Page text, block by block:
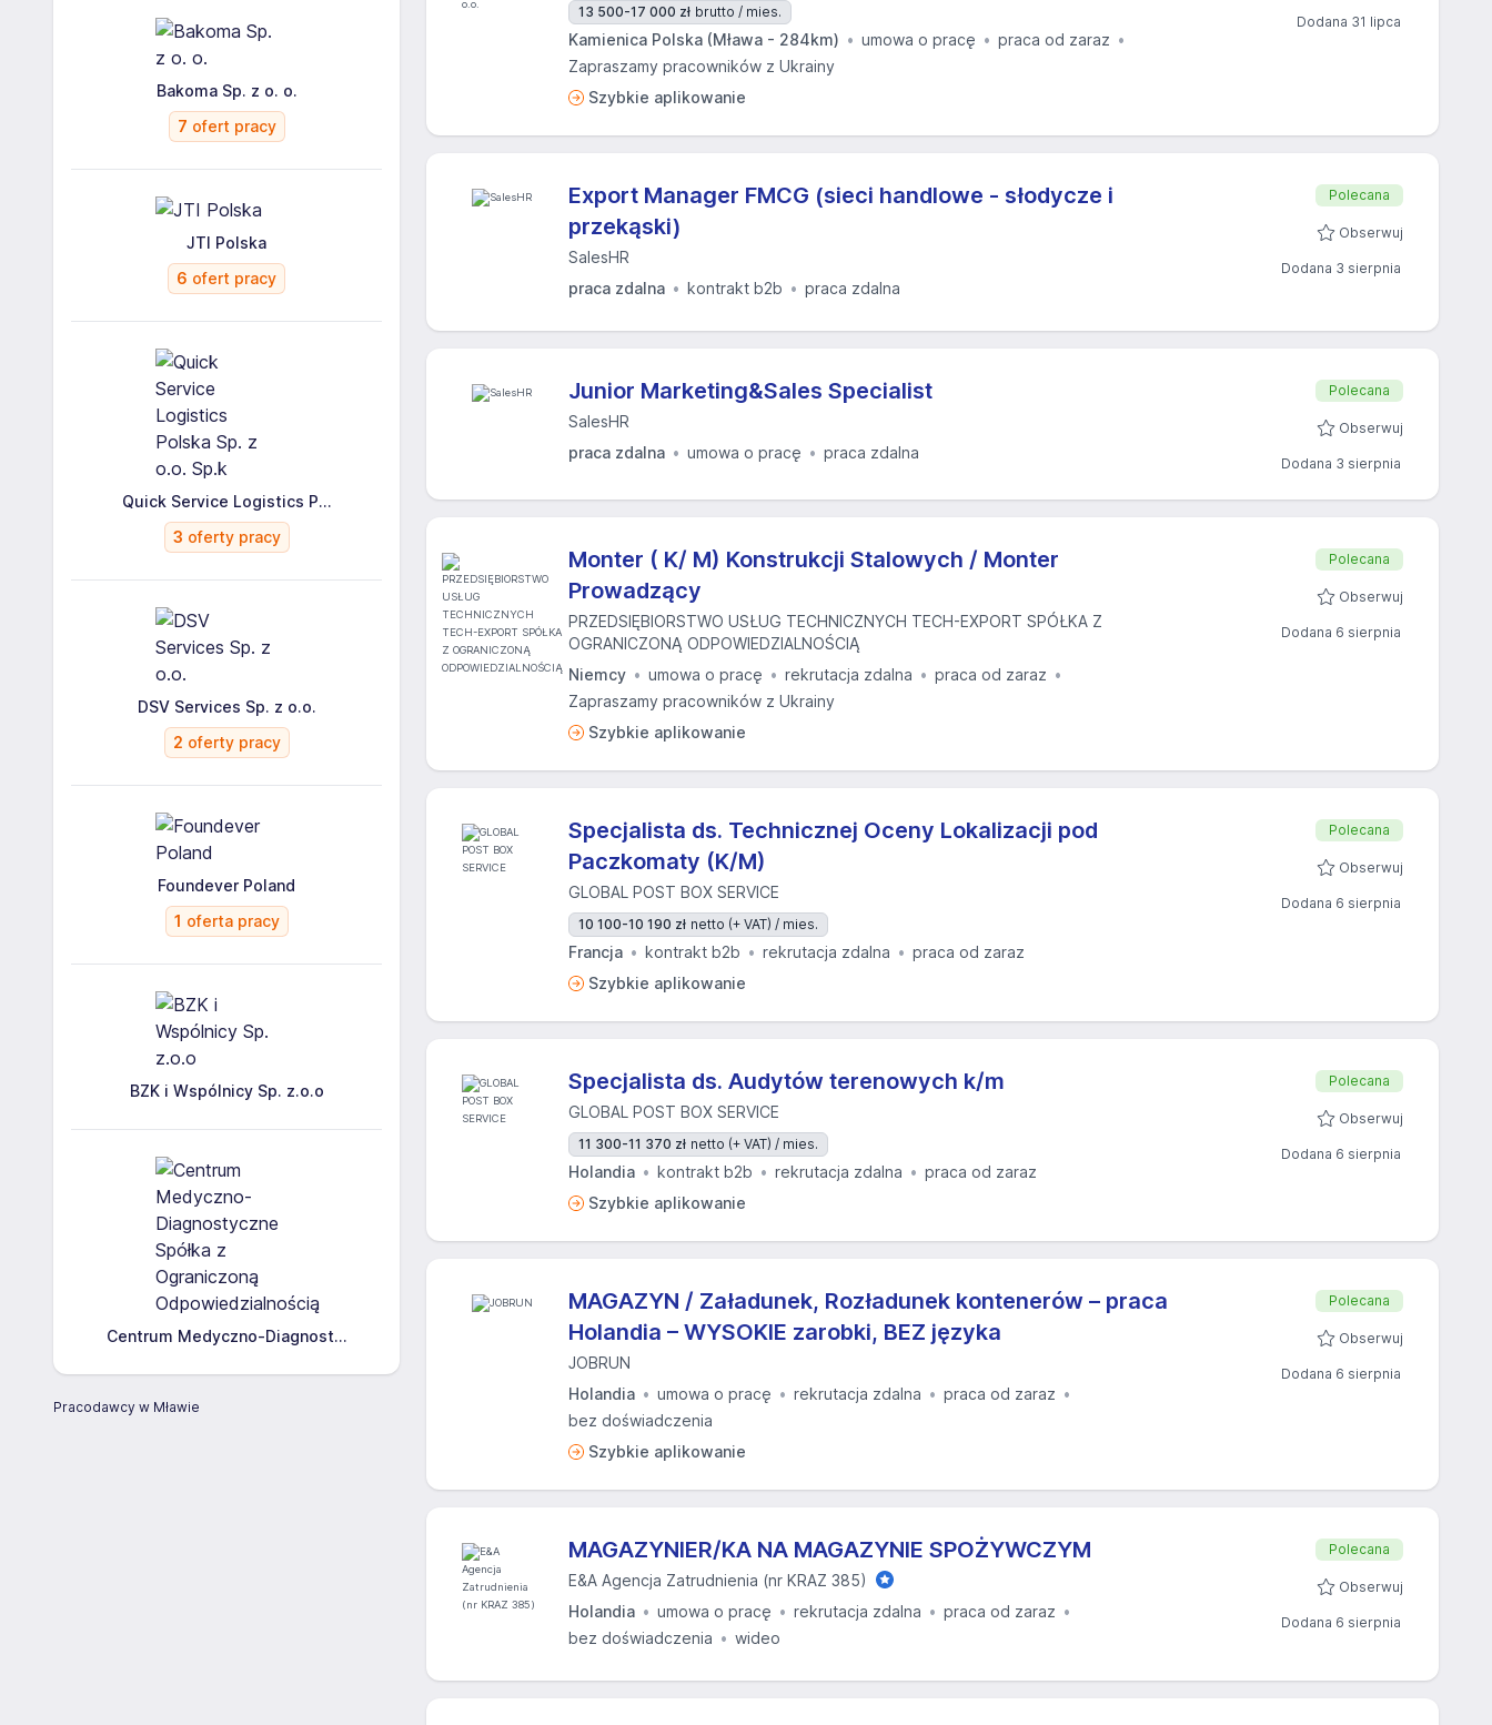
Bakoma Sp. z o. o.
7 ofert pracy
JTI Polska
6 ofert pracy
Quick Service Logistics P...
3 oferty pracy
DSV Services Sp. z o.o.
2 oferty pracy
Foundever Poland
1 oferta pracy
BZK i Wspólnicy Sp. z.o.o
Centrum Medyczno-Diagnost...
Pracodawcy w Mławie
13 500-17 000 zł brutto / mies.
Kamienica Polska (Mława - 284km) umowa o pracę
praca od zaraz
Zapraszamy pracowników z Ukrainy
Szybkie aplikowanie
Dodana 31 lipca
Export Manager FMCG (sieci handlowe - słodycze i
przekąski)
SalesHR
praca zdalna
kontrakt b2b praca zdalna
Polecana
Obserwuj
Dodana 3 sierpnia
Junior Marketing&Sales Specialist
SalesHR
praca zdalna
umowa o pracę praca zdalna
Polecana
Obserwuj
Dodana 3 sierpnia
Monter ( K/ M) Konstrukcji Stalowych / Monter
Prowadzący
PRZEDSIĘBIORSTWO USŁUG TECHNICZNYCH TECH-EXPORT SPÓŁKA Z
OGRANICZONĄ ODPOWIEDZIALNOŚCIĄ
Niemcy
umowa o pracę rekrutacja zdalna
praca od zaraz
Zapraszamy pracowników z Ukrainy
Szybkie aplikowanie
Polecana
Obserwuj
Dodana 6 sierpnia
Specjalista ds. Technicznej Oceny Lokalizacji pod
Paczkomaty (K/M)
GLOBAL POST BOX SERVICE
10 100-10 190 zł netto (+ VAT) / mies.
Francja kontrakt b2b rekrutacja zdalna
praca od zaraz
Szybkie aplikowanie
Polecana
Obserwuj
Dodana 6 sierpnia
Specjalista ds. Audytów terenowych k/m
GLOBAL POST BOX SERVICE
11 300-11 370 zł netto (+ VAT) / mies.
Holandia kontrakt b2b rekrutacja zdalna
praca od zaraz
Szybkie aplikowanie
Polecana
Obserwuj
Dodana 6 sierpnia
MAGAZYN / Załadunek, Rozładunek kontenerów – praca
Holandia – WYSOKIE zarobki, BEZ języka
JOBRUN
Holandia
umowa o pracę rekrutacja zdalna
praca od zaraz
bez doświadczenia
Szybkie aplikowanie
Polecana
Obserwuj
Dodana 6 sierpnia
MAGAZYNIER/KA NA MAGAZYNIE SPOŻYWCZYM
E&A Agencja Zatrudnienia (nr KRAZ 385)
Holandia
umowa o pracę rekrutacja zdalna
praca od zaraz
bez doświadczenia
wideo
Polecana
Obserwuj
Dodana 6 sierpnia